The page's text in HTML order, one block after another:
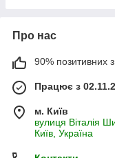
Про нас
90% позитивних з
Працює з
м. Київ
вулиця Віталія
Київ, Україна